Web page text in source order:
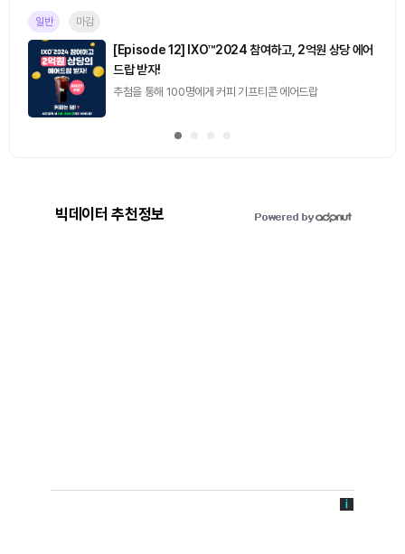
일반 마감
[Episode 12] IXO™2024 참여하고, 2억원 상당 에어
드랍 받자!
추첨을 통해 100명에게 커피 기프티콘 에어드랍
빅데이터 추천정보